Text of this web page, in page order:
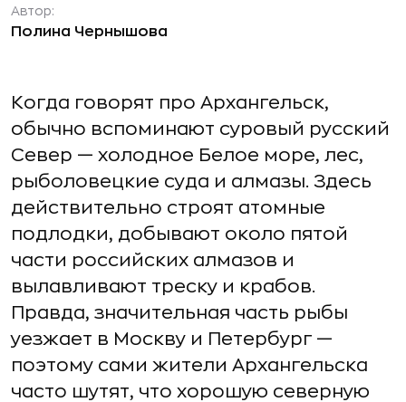
Автор:
Полина Чернышова
Когда говорят про Архангельск,
обычно вспоминают суровый русский
Север — холодное Белое море, лес,
рыболовецкие суда и алмазы. Здесь
действительно строят атомные
подлодки, добывают около пятой
части российских алмазов и
вылавливают треску и крабов.
Правда, значительная часть рыбы
уезжает в Москву и Петербург —
поэтому сами жители Архангельска
часто шутят, что хорошую северную